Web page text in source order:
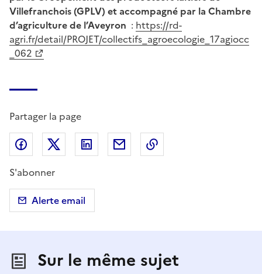
Villefranchois (GPLV) et accompagné par la Chambre
d’agriculture de l’Aveyron : https://rd-
agri.fr/detail/PROJET/collectifs_agroecologie_17agiocc
_062
Partager la page
Partager sur Facebook
Partager sur X (anciennement Twitter)
Partager sur LinkedIn
Partager par email
S'abonner
Alerte email
Sur le même sujet